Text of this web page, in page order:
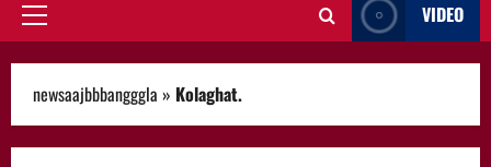
Primary
VIDEO
newsaajbbbangggla » Kolaghat.